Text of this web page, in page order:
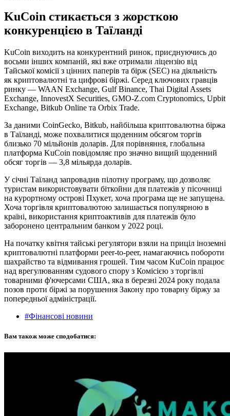
KuCoin стикається з жорсткою
конкуренцією в Таїланді
KuCoin виходить на конкурентний ринок, приєднуючись до
восьми інших компаній, які вже отримали ліцензію від
Тайської комісії з цінних паперів та бірж (SEC) на діяльність
як криптовалютні та цифрові біржі. Серед ключових гравців
ринку — WAAN Exchange, Gulf Binance, Thai Digital Assets
Exchange, InnovestX Securities, GMO-Z.com Cryptonomics, Upbit
Exchange, Bitkub Online та Orbix Trade.
За даними CoinGecko, Bitkub, найбільша криптовалютна біржа
в Таїланді, може похвалитися щоденним обсягом торгів
близько 70 мільйонів доларів. Для порівняння, глобальна
платформа KuCoin повідомляє про значно вищий щоденний
обсяг торгів — 3,8 мільярда доларів.
У січні Таїланд запровадив пілотну програму, що дозволяє
туристам використовувати біткойни для платежів у пісочниці
на курортному острові Пхукет, хоча програма ще не запущена.
Хоча торгівля криптовалютою залишається популярною в
країні, використання криптоактивів для платежів було
заборонено центральним банком у 2022 році.
На початку квітня тайські регулятори взяли на приціл іноземні
криптовалютні платформи peer-to-peer, намагаючись побороти
шахрайство та відмивання грошей. Тим часом KuCoin працює
над врегулюванням судового спору з Комісією з торгівлі
товарними ф'ючерсами США, яка в березні 2024 року подала
позов проти біржі за порушення Закону про товарну біржу за
попередньої адміністрації.
#Фінансові новини
Вам також може сподобатися: